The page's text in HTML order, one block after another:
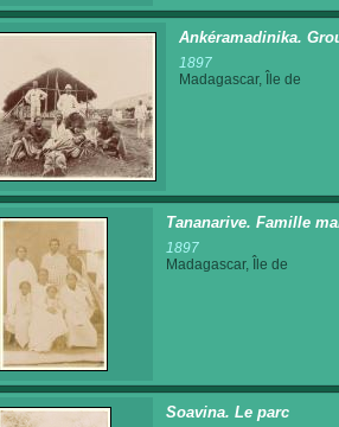
Ankéramadinika.
1897
Madagascar, Île de
Tananarive. Famille
1897
Madagascar, Île de
Soavina. Le parc